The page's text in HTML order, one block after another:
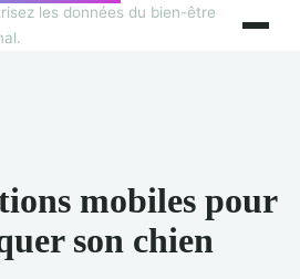
les données du bien-être
mobiles pour
son chien